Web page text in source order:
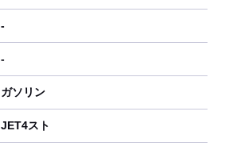
-
-
ガソリン
JET4スト